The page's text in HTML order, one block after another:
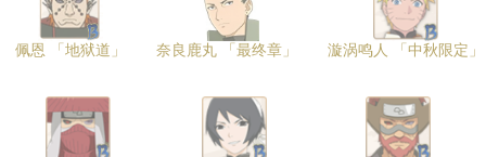
佩恩 「地狱道」 奈良鹿丸 「最终章」 漩涡鸣人 「中秋限定」